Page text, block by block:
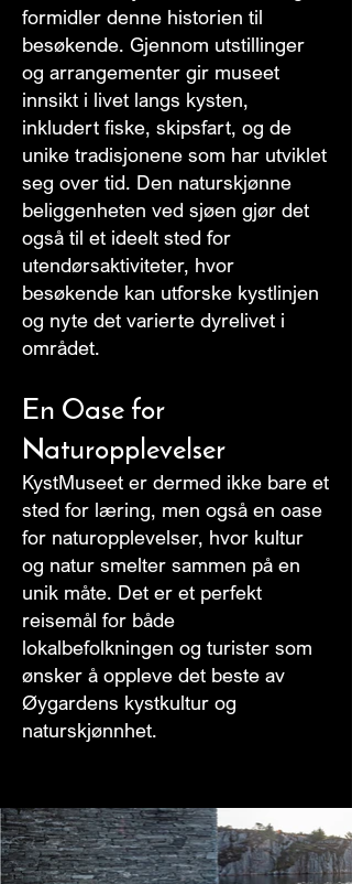
formidler denne historien til
besøkende. Gjennom utstillinger
og arrangementer gir museet
innsikt i livet langs kysten,
inkludert fiske, skipsfart, og de
unike tradisjonene som har utviklet
seg over tid. Den naturskjønne
beliggenheten ved sjøen gjør det
også til et ideelt sted for
utendørsaktiviteter, hvor
besøkende kan utforske kystlinjen
og nyte det varierte dyrelivet i
området.
En Oase for
Naturopplevelser
KystMuseet er dermed ikke bare et
sted for læring, men også en oase
for naturopplevelser, hvor kultur
og natur smelter sammen på en
unik måte. Det er et perfekt
reisemål for både
lokalbefolkningen og turister som
ønsker å oppleve det beste av
Øygardens kystkultur og
naturskjønnhet.